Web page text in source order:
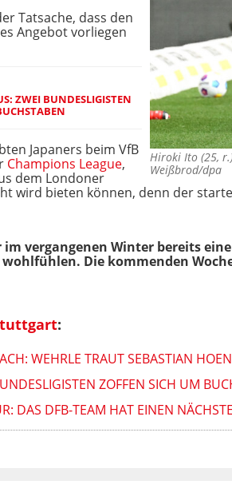
Hiroki Ito (25,
Weißbrod/dpa
Tatsache, dass den
Angebot vorliegen
ZWEI BUNDESLIGISTEN
Japaners beim VfB
Champions League,
dem Londoner
wird bieten können, denn der
vergangenen Winter bereits
Die kommenden
:
WEHRLE TRAUT SEBASTIAN
ZOFFEN SICH UM
DAS DFB-TEAM HAT EINEN